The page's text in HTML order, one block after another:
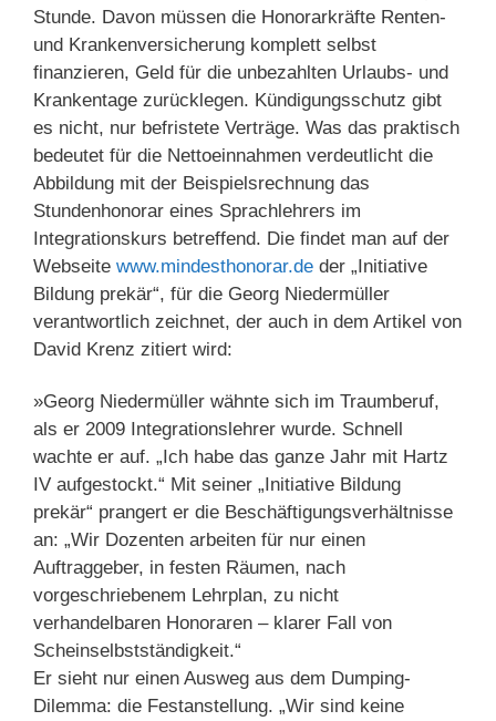
Stunde. Davon müssen die Honorarkräfte Renten-
und Krankenversicherung komplett selbst
finanzieren, Geld für die unbezahlten Urlaubs- und
Krankentage zurücklegen. Kündigungsschutz gibt
es nicht, nur befristete Verträge. Was das praktisch
bedeutet für die Nettoeinnahmen verdeutlicht die
Abbildung mit der Beispielsrechnung das
Stundenhonorar eines Sprachlehrers im
Integrationskurs betreffend. Die findet man auf der
Webseite www.mindesthonorar.de der „Initiative
Bildung prekär“, für die Georg Niedermüller
verantwortlich zeichnet, der auch in dem Artikel von
David Krenz zitiert wird:
»Georg Niedermüller wähnte sich im Traumberuf,
als er 2009 Integrationslehrer wurde. Schnell
wachte er auf. „Ich habe das ganze Jahr mit Hartz
IV aufgestockt.“ Mit seiner „Initiative Bildung
prekär“ prangert er die Beschäftigungsverhältnisse
an: „Wir Dozenten arbeiten für nur einen
Auftraggeber, in festen Räumen, nach
vorgeschriebenem Lehrplan, zu nicht
verhandelbaren Honoraren – klarer Fall von
Scheinselbstständigkeit.“
Er sieht nur einen Ausweg aus dem Dumping-
Dilemma: die Festanstellung. „Wir sind keine